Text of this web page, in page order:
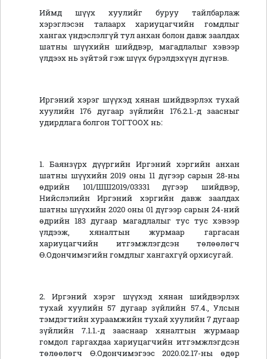
Иймд шүүх хуулийг буруу тайлбарлаж
хэрэглэсэн талаарх хариуцагчийн гомдлыг
хангах үндэслэлгүй тул анхан болон давж заалдах
шатны шүүхийн шийдвэр, магадлалыг хэвээр
үлдээх нь зүйтэй гэж шүүх бүрэлдэхүүн дүгнэв.
Иргэний хэрэг шүүхэд хянан шийдвэрлэх тухай
хуулийн 176 дугаар зүйлийн 176.2.1.-д заасныг
удирдлага болгон ТОГТООХ нь:
1. Баянзүрх дүүргийн Иргэний хэргийн анхан
шатны шүүхийн 2019 оны 11 дүгээр сарын 28-ны
өдрийн 101/ШШ2019/03331 дүгээр шийдвэр,
Нийслэлийн Иргэний хэргийн давж заалдах
шатны шүүхийн 2020 оны 01 дүгээр сарын 24-ний
өдрийн 183 дугаар магадлалыг тус тус хэвээр
үлдээж, хяналтын журмаар гаргасан
хариуцагчийн итгэмжлэгдсэн төлөөлөгч
Ө.Одончимэгийн гомдлыг хангахгүй орхисугай.
2. Иргэний хэрэг шүүхэд хянан шийдвэрлэх
тухай хуулийн 57 дугаар зүйлийн 57.4., Улсын
тэмдэгтийн хураамжийн тухай хуулийн 7 дугаар
зүйлийн 7.1.1.-д зааснаар хяналтын журмаар
гомдол гаргахдаа хариуцагчийн итгэмжлэгдсэн
төлөөлөгч Ө.Одончимэгээс 2020.02.17-ны өдөр